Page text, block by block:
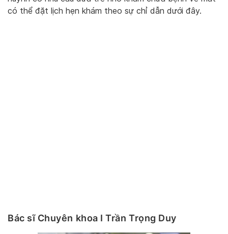
có thể đặt lịch hẹn khám theo sự chỉ dẫn dưới đây.
Bác sĩ Chuyên khoa I Trần Trọng Duy